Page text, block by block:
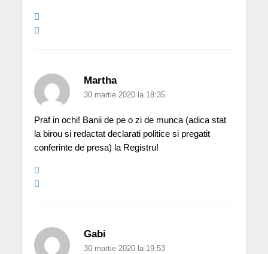
Martha
30 martie 2020 la 18:35
Praf in ochi! Banii de pe o zi de munca (adica stat
la birou si redactat declarati politice si pregatit
conferinte de presa) la Registru!
Gabi
30 martie 2020 la 19:53